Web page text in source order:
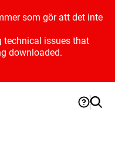
som gör att det inte
technical issues that
downloaded.